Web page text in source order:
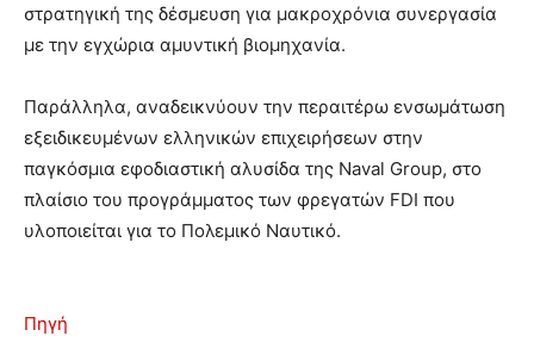
στρατηγική της δέσμευση για μακροχρόνια συνεργασία
με την εγχώρια αμυντική βιομηχανία.
Παράλληλα, αναδεικνύουν την περαιτέρω ενσωμάτωση
εξειδικευμένων ελληνικών επιχειρήσεων στην
παγκόσμια εφοδιαστική αλυσίδα της Naval Group, στο
πλαίσιο του προγράμματος των φρεγατών FDI που
υλοποιείται για το Πολεμικό Ναυτικό.
Πηγή